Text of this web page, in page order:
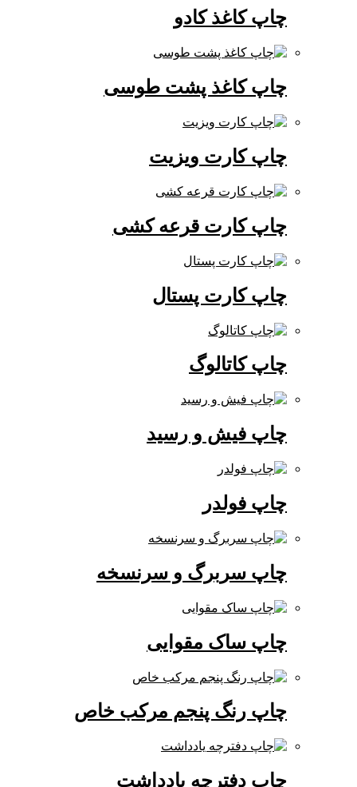
چاپ کاغذ کادو
چاپ کاغذ پشت طوسی
چاپ کارت ویزیت
چاپ کارت قرعه کشی
چاپ کارت پستال
چاپ کاتالوگ
چاپ فیش و رسید
چاپ فولدر
چاپ سربرگ و سرنسخه
چاپ ساک مقوایی
چاپ رنگ پنجم مرکب خاص
چاپ دفترچه یادداشت